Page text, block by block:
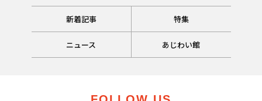
新着記事 特集
ニュース あじわい館